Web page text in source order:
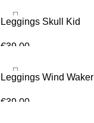
Leggings Skull Kid
€39.00
Leggings Wind Waker
€39.00